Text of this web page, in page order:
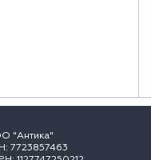
"Антика"
7723857463